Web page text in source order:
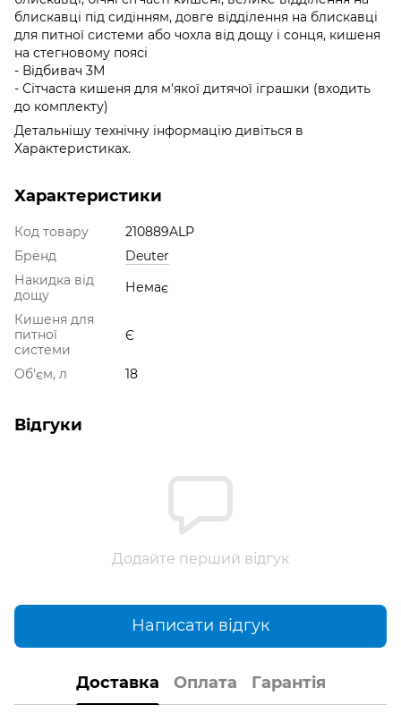
блискавці під сидінням, довге відділення на блискавці
для питної системи або чохла від дощу і сонця, кишеня
на стегновому поясі
- Відбивач 3М
- Сітчаста кишеня для м'якої дитячої іграшки (входить
до комплекту)
Детальнішу технічну інформацію дивіться в
Характеристиках.
Характеристики
Код товару
210889ALP
Бренд
Deuter
Накидка від
дощу
Немає
Кишеня для
питної
системи
Є
Об'єм, л 18
Відгуки
Додайте перший відгук
Написати відгук
Доставка Оплата Гарантія